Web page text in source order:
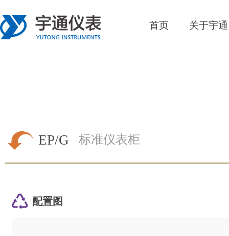
首页 关于宇通
EP/G 标准仪表柜
配置图